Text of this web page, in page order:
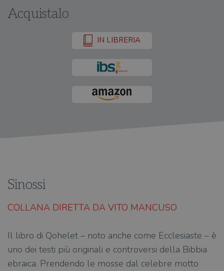
Acquistalo
IN LIBRERIA
Sinossi
COLLANA DIRETTA DA VITO MANCUSO
Il libro di Qohelet – noto anche come Ecclesiaste – è
uno dei testi più originali e controversi della Bibbia
ebraica. Prendendo le mosse dal celebre motto